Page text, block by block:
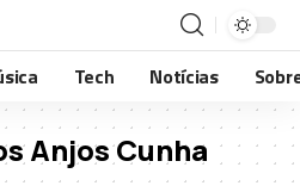
Tech Notícias
Anjos Cunha